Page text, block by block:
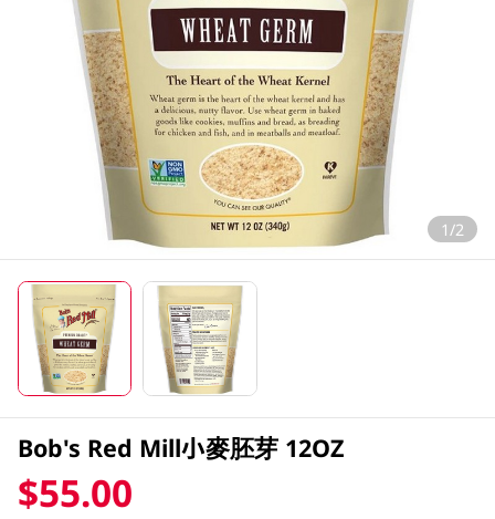
1/2
Bob's Red Mill小麥胚芽 12OZ
$55.00